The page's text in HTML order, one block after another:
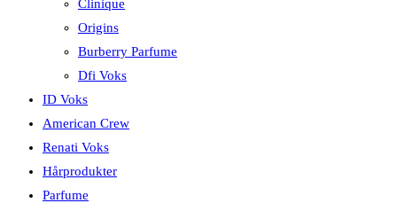
Clinique
Origins
Burberry Parfume
Dfi Voks
ID Voks
American Crew
Renati Voks
Hårprodukter
Parfume